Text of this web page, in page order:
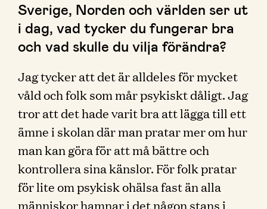
Sverige, Norden och världen ser ut
i dag, vad tycker du fungerar bra
och vad skulle du vilja förändra?
Jag tycker att det är alldeles för mycket
våld och folk som mår psykiskt dåligt. Jag
tror att det hade varit bra att lägga till ett
ämne i skolan där man pratar mer om hur
man kan göra för att må bättre och
kontrollera sina känslor. För folk pratar
för lite om psykisk ohälsa fast än alla
människor hamnar i det någon stans i